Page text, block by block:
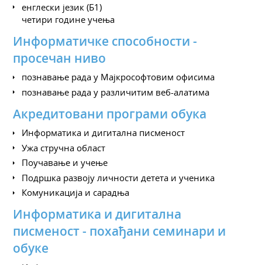
енглески језик (Б1)
четири године учења
Информатичке способности -
просечан ниво
познавање рада у Мајкрософтовим офисима
познавање рада у различитим веб-алатима
Акредитовани програми обука
Информатика и дигитална писменост
Ужа стручна област
Поучавање и учење
Подршка развоју личности детета и ученика
Комуникација и сарадња
Информатика и дигитална
писменост - похађани семинари и
обуке